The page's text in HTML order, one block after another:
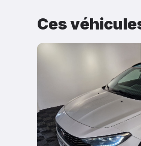
Ces